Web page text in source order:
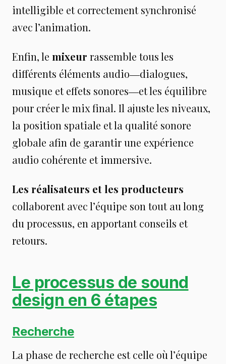
intelligible et correctement synchronisé
avec l’animation.
Enfin, le mixeur rassemble tous les
différents éléments audio―dialogues,
musique et effets sonores―et les équilibre
pour créer le mix final. Il ajuste les niveaux,
la position spatiale et la qualité sonore
globale afin de garantir une expérience
audio cohérente et immersive.
Les réalisateurs et les producteurs
collaborent avec l’équipe son tout au long
du processus, en apportant conseils et
retours.
Le processus de sound
design en 6 étapes
Recherche
La phase de recherche est celle où l’équipe